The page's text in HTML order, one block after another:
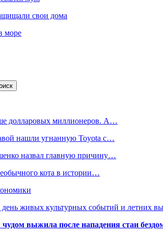
свои дома
море
долларовых миллионеров. А…
нашли угнанную Toyota с…
назвал главную причину…
кота в истории…
живых культурных событий и летних
чудом выжила после нападения стаи